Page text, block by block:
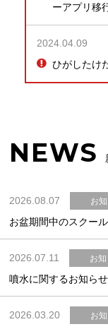
ーアプリ移
2024.04.09
ひがしたけ
NEWS
2026.08.07 お
お盆期間中のスクー
2026.07.11 お
噴水に関するお知らせ
2026.03.20 お